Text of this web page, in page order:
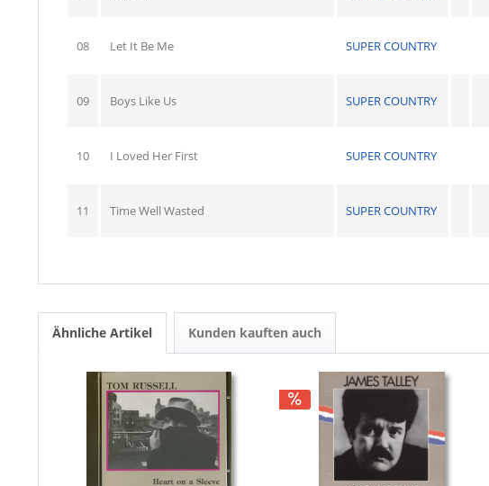
08 Let It Be Me SUPER COUNTRY
09 Boys Like Us SUPER COUNTRY
10 I Loved Her First SUPER COUNTRY
11 Time Well Wasted SUPER COUNTRY
Ähnliche Artikel Kunden kauften auch